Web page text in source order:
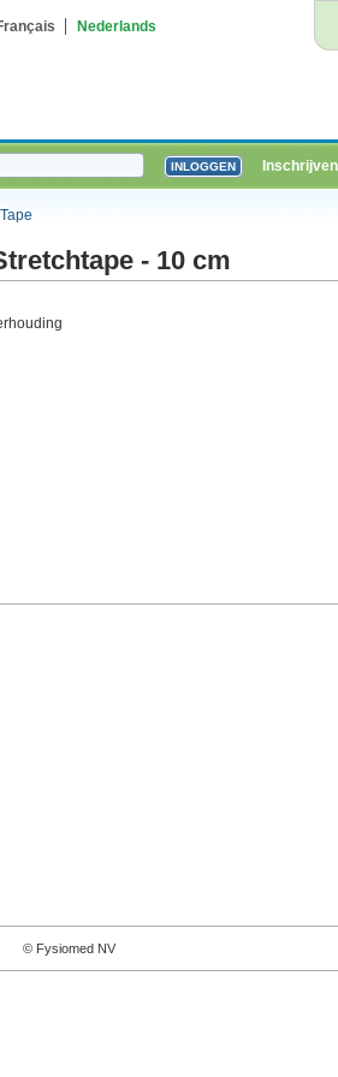
Nederlands
Inschrijven
Tape
- 10 cm
© Fysiomed NV